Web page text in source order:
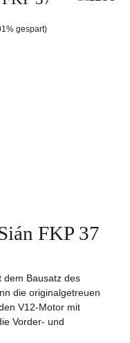
gespart)
FKP 37
dem Bausatz des
die originalgetreuen
V12-Motor mit
Vorder- und